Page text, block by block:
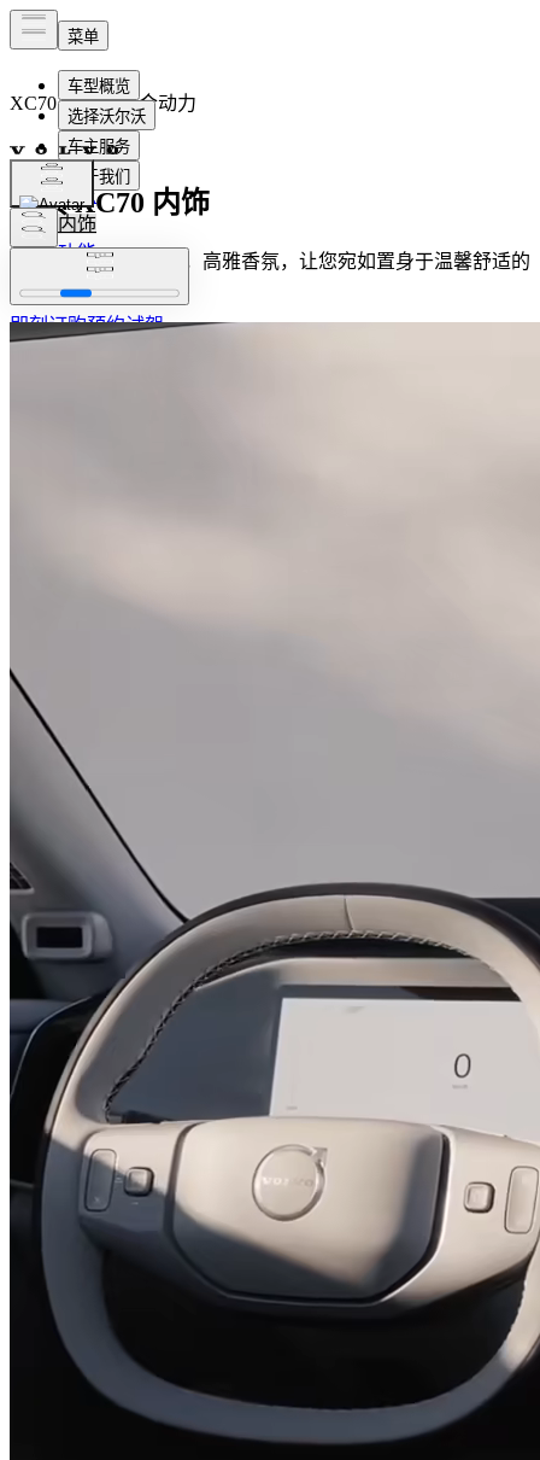
XC70 插电式混合动力
概览
内饰
功能
即刻订购预约试驾
探索 XC70 内饰
氛围照明，精美饰面，高雅香氛，让您宛如置身于温馨舒适的
斯堪的纳维亚客厅。​